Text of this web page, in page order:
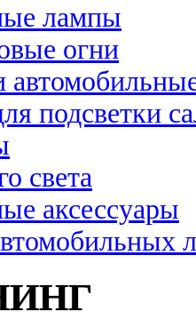
лампы
огни
подсветки
света
аксессуары